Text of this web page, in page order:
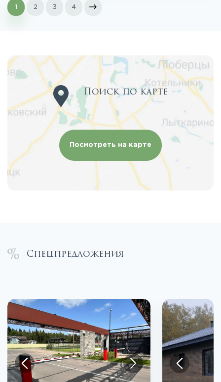
1 2 3 4
Поиск по карте
Посмотреть на карте
Спецпредложения